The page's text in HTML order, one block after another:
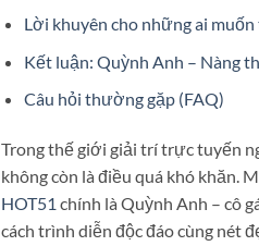
Lời khuyên cho những ai
Kết luận: Quỳnh Anh – Nàng
Câu hỏi thường gặp (FAQ)
Trong thế giới giải trí trực tuyến
không còn là điều quá khó khăn.
HOT51 chính là Quỳnh Anh – cô
cách trình diễn độc đáo cùng nét